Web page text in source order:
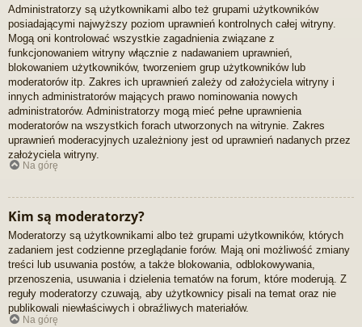
Administratorzy są użytkownikami albo też grupami użytkowników
posiadającymi najwyższy poziom uprawnień kontrolnych całej witryny.
Mogą oni kontrolować wszystkie zagadnienia związane z
funkcjonowaniem witryny włącznie z nadawaniem uprawnień,
blokowaniem użytkowników, tworzeniem grup użytkowników lub
moderatorów itp. Zakres ich uprawnień zależy od założyciela witryny i
innych administratorów mających prawo nominowania nowych
administratorów. Administratorzy mogą mieć pełne uprawnienia
moderatorów na wszystkich forach utworzonych na witrynie. Zakres
uprawnień moderacyjnych uzależniony jest od uprawnień nadanych przez
założyciela witryny.
Na górę
Kim są moderatorzy?
Moderatorzy są użytkownikami albo też grupami użytkowników, których
zadaniem jest codzienne przeglądanie forów. Mają oni możliwość zmiany
treści lub usuwania postów, a także blokowania, odblokowywania,
przenoszenia, usuwania i dzielenia tematów na forum, które moderują. Z
reguły moderatorzy czuwają, aby użytkownicy pisali na temat oraz nie
publikowali niewłaściwych i obraźliwych materiałów.
Na górę